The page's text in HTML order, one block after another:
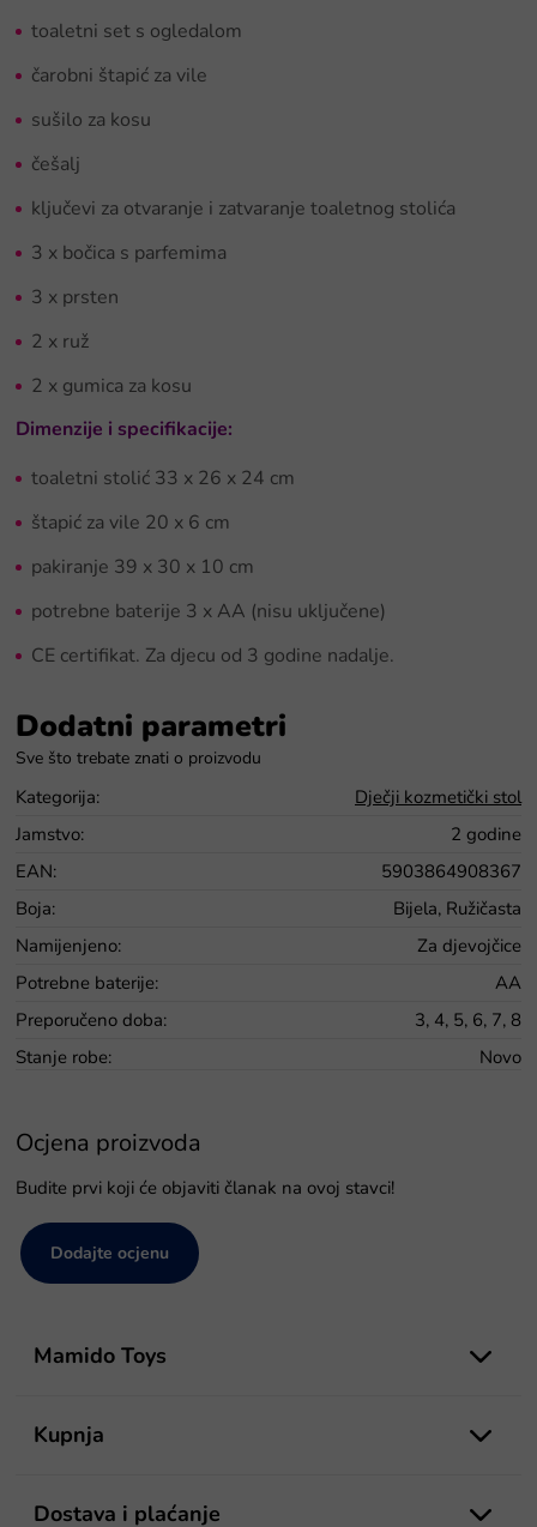
toaletni set s ogledalom
čarobni štapić za vile
sušilo za kosu
češalj
ključevi za otvaranje i zatvaranje toaletnog stolića
3 x bočica s parfemima
3 x prsten
2 x ruž
2 x gumica za kosu
Dimenzije i specifikacije:
toaletni stolić 33 x 26 x 24 cm
štapić za vile 20 x 6 cm
pakiranje 39 x 30 x 10 cm
potrebne baterije 3 x AA (nisu uključene)
CE certifikat. Za djecu od 3 godine nadalje.
Dodatni parametri
Kategorija:
Dječji kozmetički stol
Jamstvo:
2 godine
EAN:
5903864908367
Boja:
Bijela, Ružičasta
Namijenjeno:
Za djevojčice
Potrebne baterije:
AA
Preporučeno doba:
3, 4, 5, 6, 7, 8
Stanje robe: Novo
Ocjena proizvoda
Budite prvi koji će objaviti članak na ovoj stavci!
Dodajte ocjenu
Mamido Toys
Kupnja
Dostava i plaćanje